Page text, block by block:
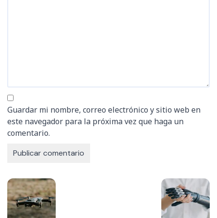
Guardar mi nombre, correo electrónico y sitio web en
este navegador para la próxima vez que haga un
comentario.